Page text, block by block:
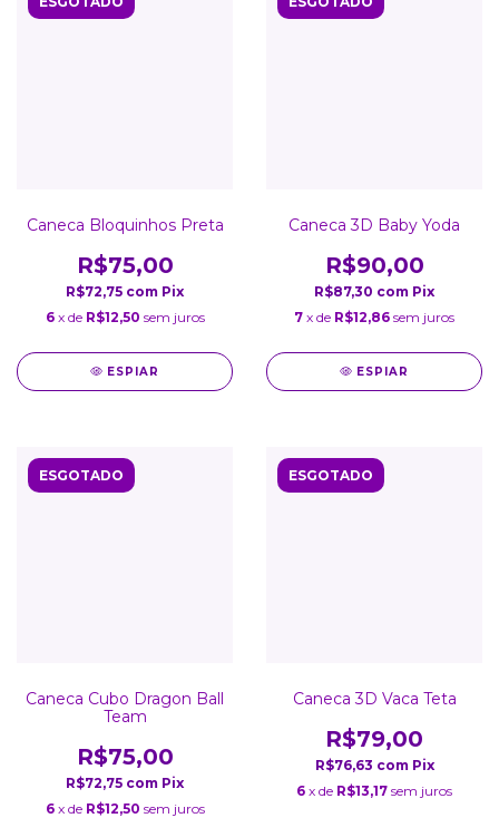
Caneca Bloquinhos Preta
R$75,00
R$72,75 com Pix
6 x de R$12,50 sem juros
ESPIAR
Caneca 3D Baby Yoda
R$90,00
R$87,30 com Pix
7 x de R$12,86 sem juros
ESPIAR
ESGOTADO
Caneca Cubo Dragon Ball
Team
R$75,00
R$72,75 com Pix
6 x de R$12,50 sem juros
ESGOTADO
Caneca 3D Vaca Teta
R$79,00
R$76,63 com Pix
6 x de R$13,17 sem juros